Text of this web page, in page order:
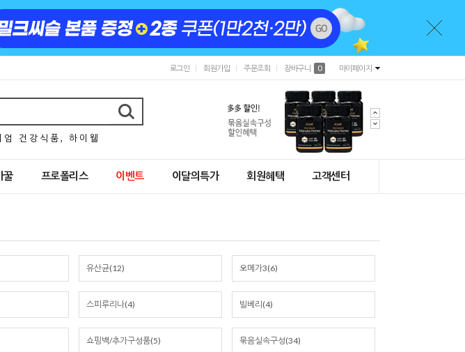
로그인 회원가입 주문조회 장바구니 0 마이페이지
엄 건 강 식 품 , 하 이 웰
꿀 프로폴리스 이벤트 이달의특가 회원혜택 고객센터
유산균(12) 오메가3(6)
스피루리나(4) 빌베리(4)
쇼핑백/추가구성품(5) 묶음실속구성(34)